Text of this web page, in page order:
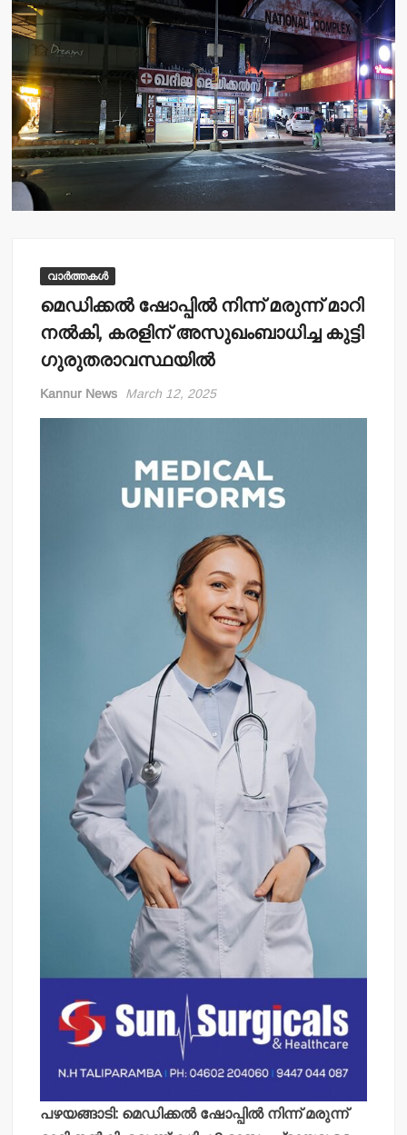
വാർത്തകൾ
മെഡിക്കല്‍ ഷോപ്പില്‍ നിന്ന് മരുന്ന് മാറി
നല്‍കി, കരളിന് അസുഖംബാധിച്ച കുട്ടി
ഗുരുതരാവസ്ഥയില്‍
Kannur News March 12, 2025
പഴയങ്ങാടി: മെഡിക്കല്‍ ഷോപ്പില്‍ നിന്ന് മരുന്ന്